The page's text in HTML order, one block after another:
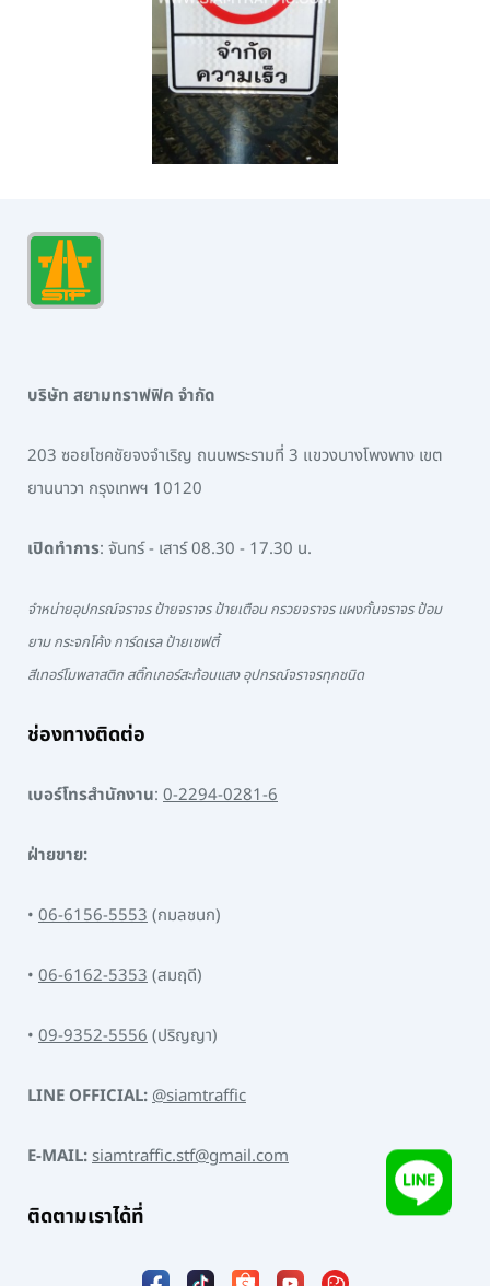
บริษัท สยามทราฟฟิค จำกัด
203 ซอยโชคชัยจงจำเริญ ถนนพระรามที่ 3 แขวงบางโพงพาง เขต
ยานนาวา กรุงเทพฯ 10120
เปิดทำการ: จันทร์ - เสาร์ 08.30 - 17.30 น.
จำหน่ายอุปกรณ์จราจร ป้ายจราจร ป้ายเตือน กรวยจราจร แผงกั้นจราจร ป้อม
ยาม กระจกโค้ง การ์ดเรล ป้ายเซฟตี้
สีเทอร์โมพลาสติก สติ๊กเกอร์สะท้อนแสง อุปกรณ์จราจรทุกชนิด
ช่องทางติดต่อ
เบอร์โทรสำนักงาน: 0-2294-0281-6
ฝ่ายขาย:
• 06-6156-5553(กมลชนก)
• 06-6162-5353(สมฤดี)
• 09-9352-5556(ปริญญา)
LINE OFFICIAL:@siamtraffic
E-MAIL:siamtraffic.stf@gmail.com
ติดตามเราได้ที่